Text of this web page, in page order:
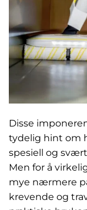
Disse
tydelig hint om
spesiell og
Men for å
mye nærmere
krevende og